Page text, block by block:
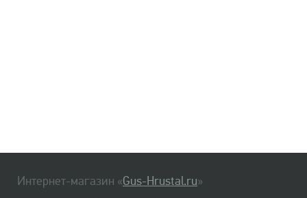
Интернет-магазин «Gus-Hrustal.ru»